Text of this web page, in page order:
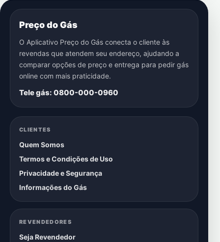
Preço do Gás
O Aplicativo Preço do Gás conecta o cliente às
revendas que atendem seu endereço, ajudando a
comparar opções de preço e entrega para pedir gás
online com mais praticidade.
Tele gás: 0800-000-0960
CLIENTES
Quem Somos
Termos e Condições de Uso
Privacidade e Segurança
Informações do Gás
REVENDEDORES
Seja Revendedor